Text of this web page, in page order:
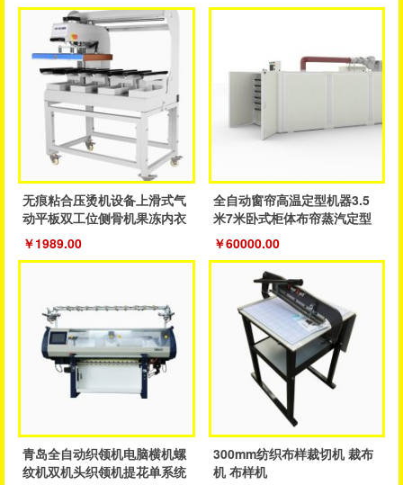
无痕粘合压烫机设备上滑式气
动平板双工位侧骨机果冻内衣
裤粘合机
￥1989.00
全自动窗帘高温定型机器3.5
米7米卧式柜体布帘蒸汽定型
成品帘
￥60000.00
青岛全自动织领机电脑横机螺
纹机双机头织领机提花单系统
300mm纺织布样裁切机 裁布
机 布样机